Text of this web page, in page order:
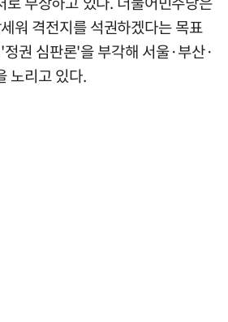
워 격전지를 석권하겠다는 목표
권 심판론'을 부각해 서울·부산·
노리고 있다.